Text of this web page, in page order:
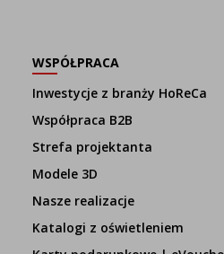
WSPÓŁPRACA
Inwestycje z branży HoReCa
Współpraca B2B
Strefa projektanta
Modele 3D
Nasze realizacje
Katalogi z oświetleniem